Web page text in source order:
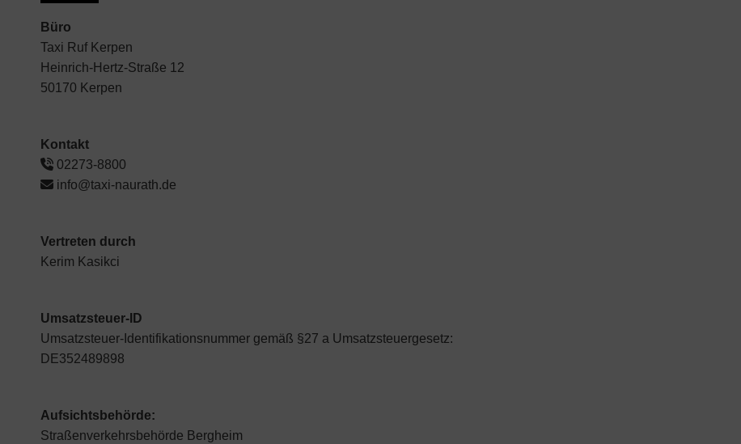
Büro
Taxi Ruf Kerpen
Heinrich-Hertz-Straße 12
50170 Kerpen
Kontakt
02273-8800
info@taxi-naurath.de
Vertreten durch
Kerim Kasikci
Umsatzsteuer-ID
Umsatzsteuer-Identifikationsnummer gemäß §27 a Umsatzsteuergesetz:
DE352489898
Aufsichtsbehörde:
Straßenverkehrsbehörde Bergheim